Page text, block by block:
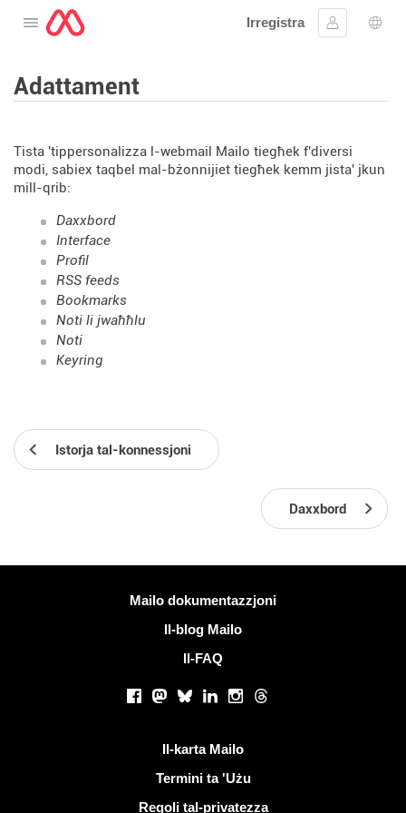
Tiftaħ il-menu
Irregistra
Sinjal
Adattament
Tista 'tippersonalizza l-webmail Mailo tiegħek f'diversi
modi, sabiex taqbel mal-bżonnijiet tiegħek kemm jista' jkun
mill-qrib:
Daxxbord
Interface
Profil
RSS feeds
Bookmarks
Noti li jwaħħlu
Noti
Keyring
Istorja tal-konnessjoni
Daxxbord
Mailo dokumentazzjoni
Il-blog Mailo
Il-FAQ
Facebook
Mastodon
BlueskyLinkedInInstagram
Threads
Il-karta Mailo
Termini ta 'Użu
Regoli tal-privatezza